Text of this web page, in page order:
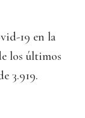
19 en la
los últimos
3.919.